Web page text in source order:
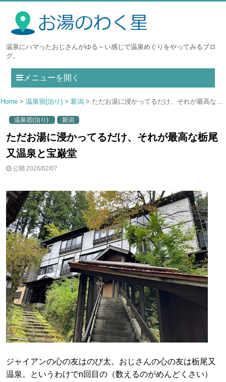
温泉にハマったおじさんがゆる～い感じで温泉めぐりをやってみるブロ
グ。
メニューを開く
Home 温泉宿(泊り) 新潟 ただお湯に浸かってるだけ、それが最高な栃尾又温泉と宝巌堂
温泉宿(泊り) 新潟
ただお湯に浸かってるだけ、それが最高な栃尾
又温泉と宝巌堂
公開 2026/02/07
ジャイアンの心の友はのび太。おじさんの心の友は栃尾又
温泉。というわけでn回目の（数えるのがめんどくさい）